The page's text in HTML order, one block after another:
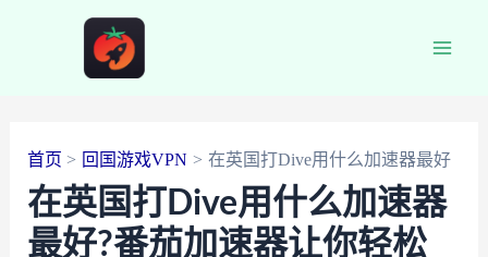
首页 回国游戏VPN 在英国打Dive用什么加速器最好
在英国打Dive用什么加速器
最好?番茄加速器让你轻松